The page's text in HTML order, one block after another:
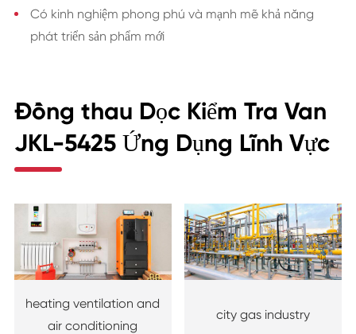
Có kinh nghiệm phong phú và mạnh mẽ khả năng
phát triển sản phẩm mới
Đồng thau Dọc Kiểm Tra Van
JKL-5425 Ứng Dụng Lĩnh Vực
heating ventilation and
air conditioning
city gas industry